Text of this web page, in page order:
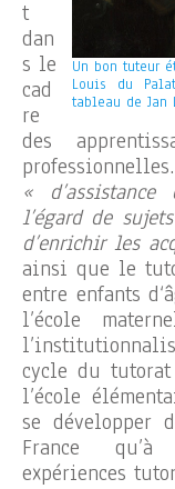
Un bon tuteur
Louis du
tableau de Jan
t
dan
s le
cad
re
des
«
l’égard de
d’enrichir les
ainsi que le
entre enfants
l’école
cycle du tutorat
l’école
se développer
France qu’à
expériences